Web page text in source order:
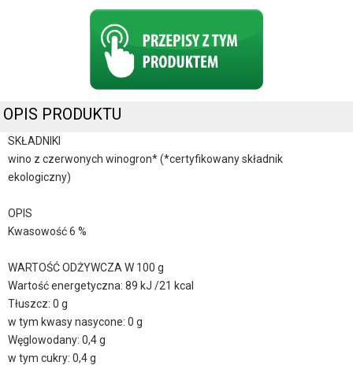
OPIS PRODUKTU
SKŁADNIKI
wino z czerwonych winogron* (*certyfikowany składnik
ekologiczny)
OPIS
Kwasowość 6 %
WARTOŚĆ ODŻYWCZA W 100 g
Wartość energetyczna: 89 kJ /21 kcal
Tłuszcz: 0 g
w tym kwasy nasycone: 0 g
Węglowodany: 0,4 g
w tym cukry: 0,4 g